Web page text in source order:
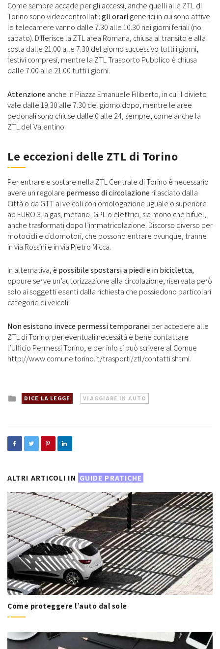
Come sempre accade per gli accessi, anche quelli alle ZTL di
Torino sono videocontrollati:gli orarigenerici in cui sono attive
le telecamere vanno dalle 7.30 alle 10.30 nei giorni feriali (no
sabato). Differisce la ZTL area Romana, chiusa al transito e alla
sosta dalle 21.00 alle 7.30 del giorno successivo tutti i giorni,
festivi compresi, mentre la ZTL Trasporto Pubblico è chiusa
dalle 7.00 alle 21.00 tutti i giorni.
Attenzioneanche in Piazza Emanuele Filiberto, in cui il divieto
vale dalle 19.30 alle 7.30 del giorno dopo, mentre le aree
pedonali sono chiuse dalle 0 alle 24, sempre, come anche la
ZTL del Valentino.
Le eccezioni delle ZTL di Torino
Per entrare e sostare nella ZTL Centrale di Torino è necessario
avere un regolare permesso di circolazionerilasciato dalla
Città o da GTT ai veicoli con omologazione uguale o superiore
ad EURO 3, a gas, metano, GPL o elettrici, sia mono che bifuel,
anche trasformati dopo l’immatricolazione. Discorso diverso per
motocicli e ciclomotori, che possono entrare ovunque, tranne
in via Rossini e in via Pietro Micca.
In alternativa,è possibile spostarsi a piedi e in bicicletta,
oppure serve un’autorizzazione alla circolazione, riservata però
solo ai soggetti esenti dalla richiesta che possiedono particolari
categorie di veicoli.
Non esistono invece permessi temporaneiper accedere alle
ZTL di Torino: per eventuali necessità è bene contattare
l’Ufficio Permessi Torino, e per info si può scrivere al Comue
http://www.comune.torino.it/trasporti/ztl/contatti.shtml.
Posted
in
DICE LA LEGGE VIAGGIARE IN AUTO
ALTRI ARTICOLI IN GUIDE PRATICHE
Come proteggere l’auto dal sole